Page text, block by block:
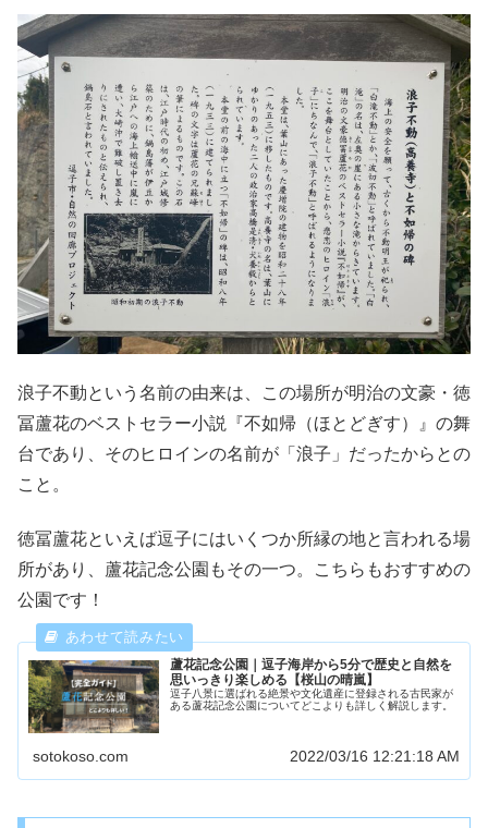
浪子不動という名前の由来は、この場所が明治の文豪・徳
冨蘆花のベストセラー小説『不如帰（ほとどぎす）』の舞
台であり、そのヒロインの名前が「浪子」だったからとの
こと。
徳冨蘆花といえば逗子にはいくつか所縁の地と言われる場
所があり、蘆花記念公園もその一つ。こちらもおすすめの
公園です！
蘆花記念公園｜逗子海岸から5分で歴史と自然を
思いっきり楽しめる【桜山の晴嵐】
逗子八景に選ばれる絶景や文化遺産に登録される古民家が
ある蘆花記念公園についてどこよりも詳しく解説します。
sotokoso.com 2022/03/16 12:21:18 AM